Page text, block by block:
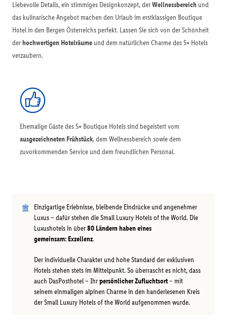
Liebevolle Details, ein stimmiges Designkonzept, derWellnessbereich und
das kulinarische Angebot machen den Urlaub im erstklassigen Boutique
Hotel in den Bergen Österreichs perfekt. Lassen Sie sich von der Schönheit
derhochwertigen Hotelräume und dem natürlichen Charme des 5⭑ Hotels
verzaubern.
Ehemalige Gäste des 5⭑ Boutique Hotels sind begeistert vom
ausgezeichneten Frühstück, dem Wellnessbereich sowie dem
zuvorkommenden Service und dem freundlichen Personal.
Einzigartige Erlebnisse, bleibende Eindrücke und angenehmer
Luxus – dafür stehen die Small Luxury Hotels of the World. Die
Luxushotels in über80 Ländern haben eines
gemeinsam: Exzellenz.
Der individuelle Charakter und hohe Standard der exklusiven
Hotels stehen stets im Mittelpunkt. So überrascht es nicht, dass
auch DasPosthotel – Ihrpersönlicher Zufluchtsort– mit
seinem einmaligen alpinen Charme in den handerlesenen Kreis
der Small Luxury Hotels of the World aufgenommen wurde.